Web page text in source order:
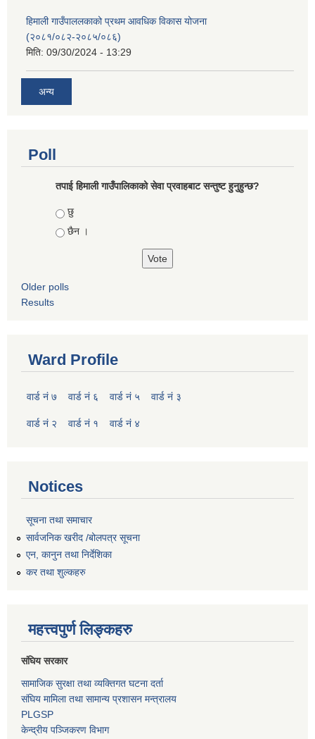
हिमाली गाउँपाललकाको प्रथम आवधिक विकास योजना
(२०८१/०८२-२०८५/०८६)
मिति: 09/30/2024 - 13:29
अन्य
Poll
तपाई हिमाली गाउँपालिकाको सेवा प्रवाहबाट सन्तुष्ट हुनुहुन्छ?
Choices
छु
छैन ।
Older polls
Results
Ward Profile
वार्ड नं ७ वार्ड नं ६ वार्ड नं ५ वार्ड नं ३
वार्ड नं २ वार्ड नं १ वार्ड नं ४
Notices
सूचना तथा समाचार
सार्वजनिक खरीद /बोलपत्र सूचना
एन, कानुन तथा निर्देशिका
कर तथा शुल्कहरु
महत्त्वपुर्ण लिङ्कहरु
संघिय सरकार
सामाजिक सुरक्षा तथा व्यक्तिगत घटना दर्ता
संघिय मामिला तथा सामान्य प्रशासन मन्त्रालय
PLGSP
केन्द्रीय पञ्जिकरण विभाग